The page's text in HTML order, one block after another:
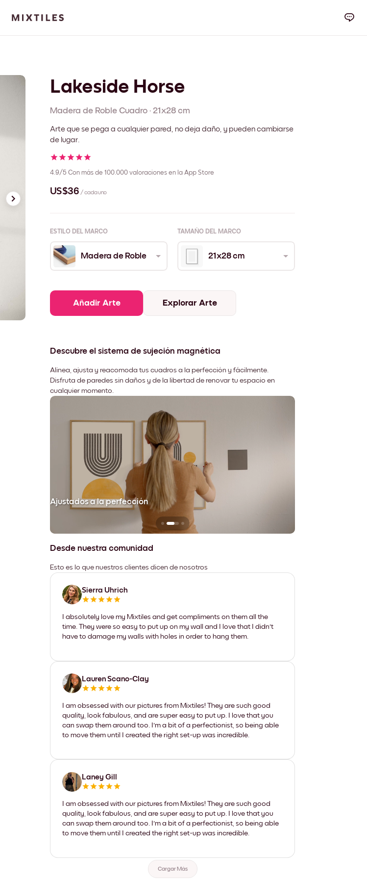
Lakeside Horse
Madera de Roble Cuadro · 21x28 cm
Arte que se pega a cualquier pared, no deja daño, y pueden cambiarse
de lugar.
4.9/5 Con más de 100.000 valoraciones en la App Store
US$36 / cada uno
ESTILO DEL MARCO TAMAÑO DEL MARCO
Madera de Roble 21x28 cm
Añadir Arte Explorar Arte
Descubre el sistema de sujeción magnética
Alinea, ajusta y reacomoda tus cuadros a la perfección y fácilmente.
Disfruta de paredes sin daños y de la libertad de renovar tu espacio en
cualquier momento.
Ajustados a la perfección
Desde nuestra comunidad
Esto es lo que nuestros clientes dicen de nosotros
Sierra Uhrich
I absolutely love my Mixtiles and get compliments on them all the
time. They were so easy to put up on my wall and I love that I didn't
have to damage my walls with holes in order to hang them.
Lauren Scano-Clay
I am obsessed with our pictures from Mixtiles! They are such good
quality, look fabulous, and are super easy to put up. I love that you
can swap them around too. I'm a bit of a perfectionist, so being able
to move them until I created the right set-up was incredible.
Laney Gill
I am obsessed with our pictures from Mixtiles! They are such good
quality, look fabulous, and are super easy to put up. I love that you
can swap them around too. I'm a bit of a perfectionist, so being able
to move them until I created the right set-up was incredible.
Cargar Más